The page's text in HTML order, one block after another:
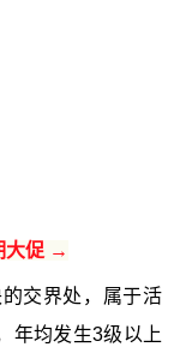
大促 →
交界处，属于活
年均发生3级以上